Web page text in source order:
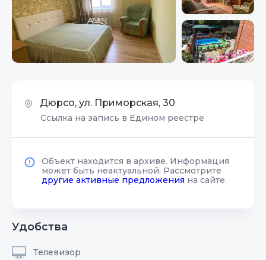
Дюрсо, ул. Приморская, 30
Ссылка на запись в Едином реестре
Объект находится в архиве. Информация
может быть неактуальной. Рассмотрите
другие активные предложения на сайте.
Удобства
Телевизор